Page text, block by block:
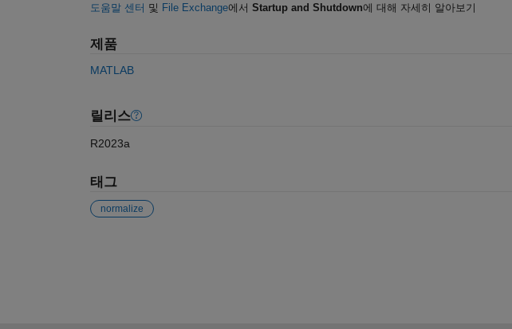
도움말 센터 및 File Exchange에서 Startup and Shutdown에 대해 자세히 알아보기
제품
MATLAB
릴리스
R2023a
태그
normalize